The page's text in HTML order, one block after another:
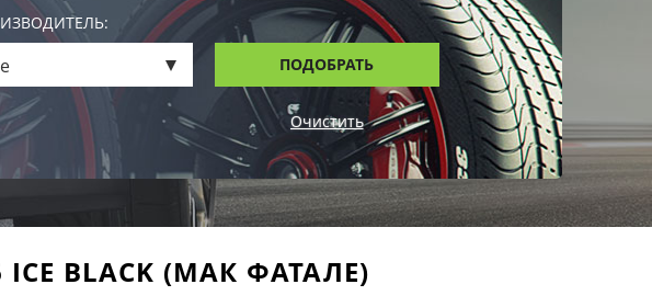
ПОДОБРАТЬ
ICE BLACK (МАК ФАТАЛЕ)